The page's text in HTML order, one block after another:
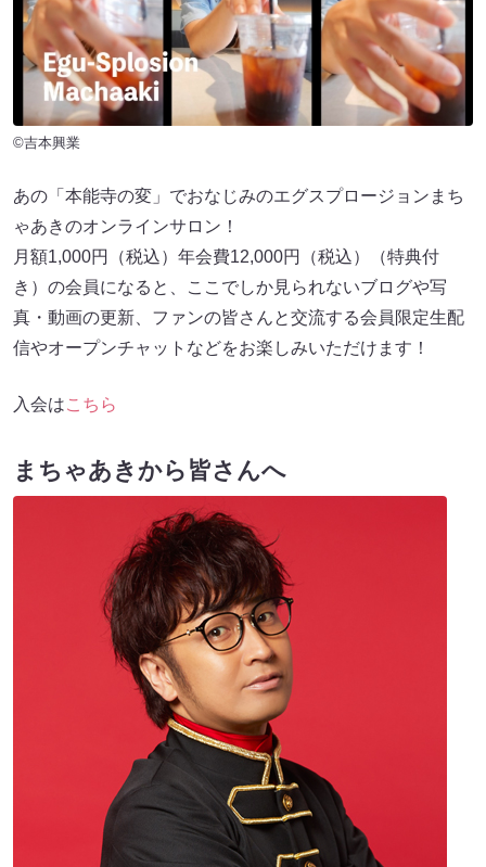
©吉本興業
あの「本能寺の変」でおなじみのエグスプロージョンまち
ゃあきのオンラインサロン！
月額1,000円（税込）年会費12,000円（税込）（特典付
き）の会員になると、ここでしか見られないブログや写
真・動画の更新、ファンの皆さんと交流する会員限定生配
信やオープンチャットなどをお楽しみいただけます！
入会はこちら
まちゃあきから皆さんへ